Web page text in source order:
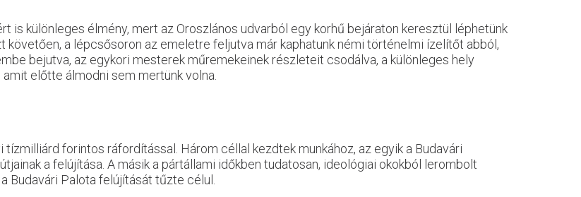
is különleges élmény, mert az Oroszlános udvarból egy korhű bejáraton keresztül léphetünk
követően, a lépcsősoron az emeletre feljutva már kaphatunk némi történelmi ízelítőt abból,
bejutva, az egykori mesterek műremekeinek részleteit csodálva, a különleges hely
előtte álmodni sem mertünk volna.
forintos ráfordítással. Három céllal kezdtek munkához, az egyik a Budavári
a felújítása. A másik a pártállami időkben tudatosan, ideológiai okokból lerombolt
Budavári Palota felújítását tűzte célul.